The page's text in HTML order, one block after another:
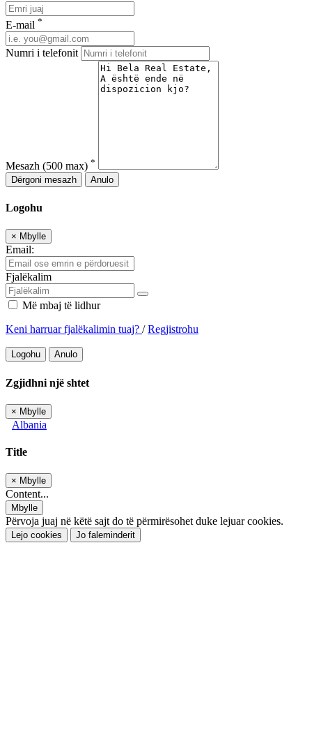
E-mail *
Numri i telefonit
Mesazh (500 max) *
Dërgoni mesazh
Anulo
Logohu
× Mbylle
Email:
Fjalëkalim
Më mbaj të lidhur
Keni harruar fjalëkalimin tuaj? /Regjistrohu
Logohu Anulo
Zgjidhni një shtet
× Mbylle
Albania
Title
× Mbylle
Content...
Mbylle
Përvoja juaj në këtë sajt do të përmirësohet duke lejuar cookies.
Lejo cookies Jo faleminderit